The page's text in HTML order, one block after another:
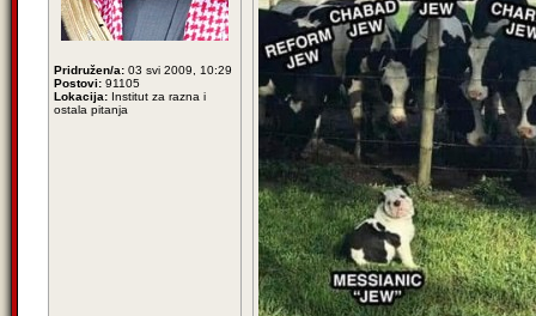
Pridružen/a: 03 svi 2009, 10:29
Postovi: 91105
Lokacija: Institut za razna i
ostala pitanja